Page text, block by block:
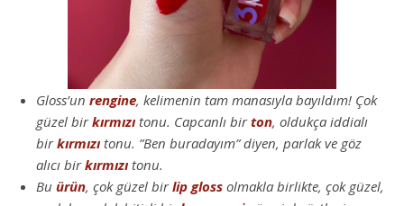
Gloss’un rengine, kelimenin tam manasıyla bayıldım! Çok
güzel birkırmızıtonu. Capcanlı birton, oldukça iddialı
birkırmızıtonu. ”Ben buradayım” diyen, parlak ve göz
alıcı birkırmızıtonu.
Bu ürün, çok güzel birlip gloss olmakla birlikte, çok güzel,